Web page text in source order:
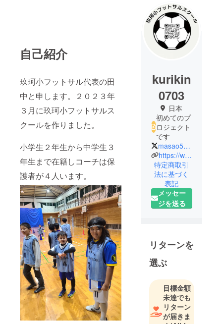
自己紹介
玖珂小フットサル代表の田
中と申します。２０２３年
３月に玖珂小フットサルス
クールを作りました。
小学生２年生から中学生３
年生まで在籍しコーチは保
護者が４人います。
kurikin
0703
日本
初めてのプ
ロジェクト
です
masao530jp2000
https://www.instagram.com/kugasyou_futsal_cuore2023?igsh=d3dmNndkNGM0NTR2
特定商取引
法に基づく
表記
メッセー
ジを送る
リターンを
選ぶ
目標金額
未達でも
リターン
が届きま